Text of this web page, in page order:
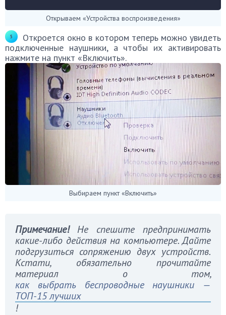
Открываем «Устройства воспроизведения»
Откроется окно в котором теперь можно увидеть
подключенные наушники, а чтобы их активировать
нажмите на пункт «Включить».
Выбираем пункт «Включить»
Примечание!Не спешите предпринимать
какие-либо действия на компьютере. Дайте
подгрузиться сопряжению двух устройств.
Кстати, обязательно прочитайте
материал о том,
как выбрать беспроводные наушники —
ТОП-15 лучших
!